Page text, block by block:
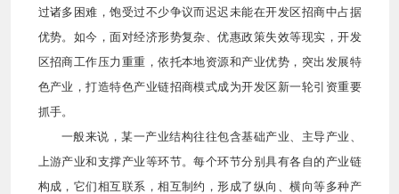
过诸多困难，饱受过不少争议而迟迟未能在开发区招商中占据
优势。如今，面对经济形势复杂、优惠政策失效等现实，开发
区招商工作压力重重，依托本地资源和产业优势，突出发展特
色产业，打造特色产业链招商模式成为开发区新一轮引资重要
抓手。
一般来说，某一产业结构往往包含基础产业、主导产业、
上游产业和支撑产业等环节。每个环节分别具有各自的产业链
构成，它们相互联系，相互制约，形成了纵向、横向等多种产